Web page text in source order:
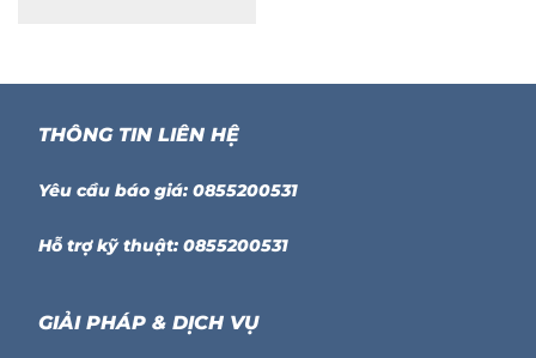
THÔNG TIN LIÊN HỆ
Yêu cầu báo giá: 0855200531
Hỗ trợ kỹ thuật: 0855200531
GIẢI PHÁP & DỊCH VỤ